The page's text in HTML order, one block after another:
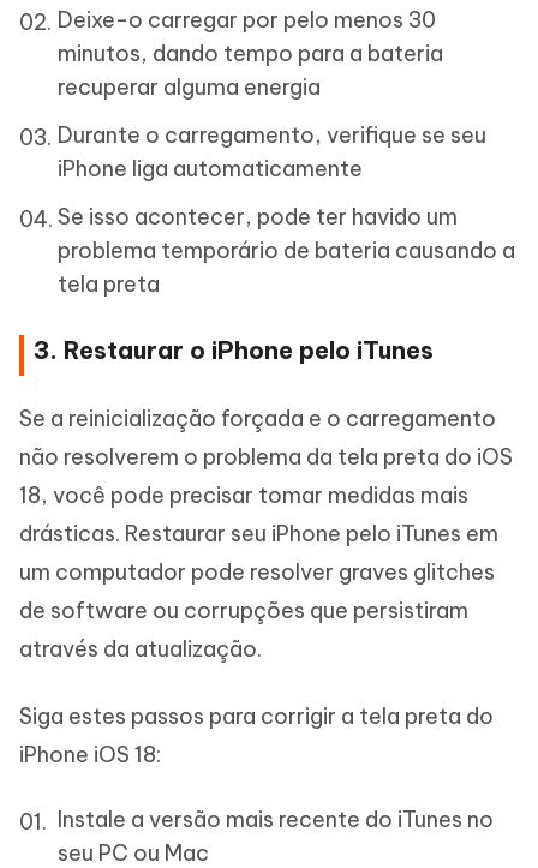
Deixe-o carregar por pelo menos 30
minutos, dando tempo para a bateria
recuperar alguma energia
Durante o carregamento, verifique se seu
iPhone liga automaticamente
Se isso acontecer, pode ter havido um
problema temporário de bateria causando a
tela preta
3. Restaurar o iPhone pelo iTunes
Se a reinicialização forçada e o carregamento
não resolverem o problema da tela preta do iOS
18, você pode precisar tomar medidas mais
drásticas. Restaurar seu iPhone pelo iTunes em
um computador pode resolver graves glitches
de software ou corrupções que persistiram
através da atualização.
Siga estes passos para corrigir a tela preta do
iPhone iOS 18:
Instale a versão mais recente do iTunes no
seu PC ou Mac